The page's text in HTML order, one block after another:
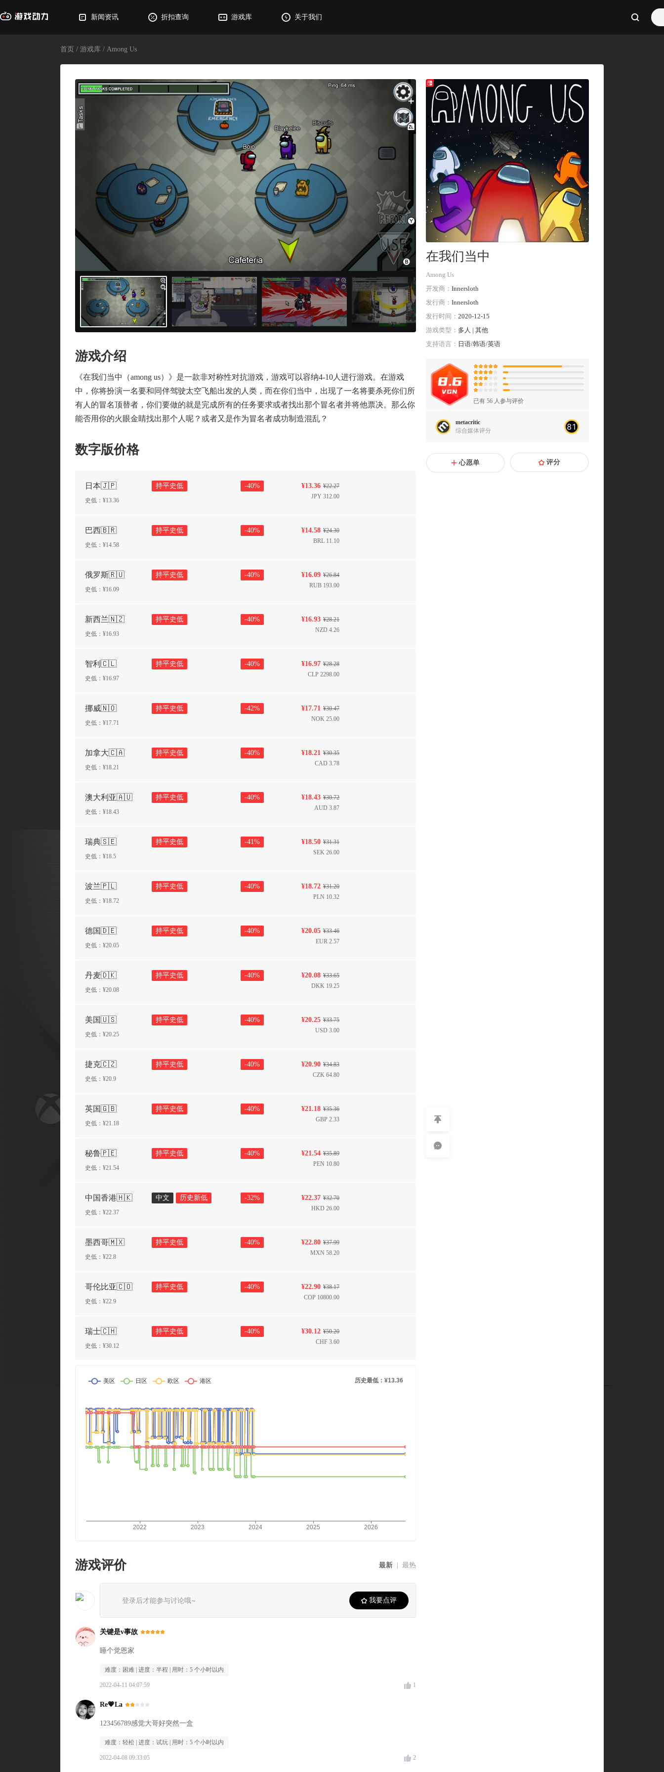
新闻资讯 折扣查询 游戏库 关于我们
首页 / 游戏库 / Among Us
游戏介绍
《在我们当中（among us）》是一款非对称性对抗游戏，游戏可以容纳4-10人进行游戏。在游戏
中，你将扮演一名要和同伴驾驶太空飞船出发的人类，而在你们当中，出现了一名将要杀死你们所
有人的冒名顶替者，你们要做的就是完成所有的任务要求或者找出那个冒名者并将他票决。那么你
能否用你的火眼金睛找出那个人呢？或者又是作为冒名者成功制造混乱？
数字版价格
日本🇯🇵 持平史低 -40% ¥13.36 ¥22.27
JPY 312.00
史低：¥13.36
巴西🇧🇷 持平史低 -40% ¥14.58 ¥24.30
BRL 11.10
史低：¥14.58
俄罗斯🇷🇺 持平史低 -40% ¥16.09 ¥26.84
RUB 193.00
史低：¥16.09
新西兰🇳🇿 持平史低 -40% ¥16.93 ¥28.21
NZD 4.26
史低：¥16.93
智利🇨🇱 持平史低 -40% ¥16.97 ¥28.28
CLP 2298.00
史低：¥16.97
挪威🇳🇴 持平史低 -42% ¥17.71 ¥30.47
NOK 25.00
史低：¥17.71
加拿大🇨🇦 持平史低 -40% ¥18.21 ¥30.35
CAD 3.78
史低：¥18.21
澳大利亚🇦🇺 持平史低 -40% ¥18.43 ¥30.72
AUD 3.87
史低：¥18.43
瑞典🇸🇪 持平史低 -41% ¥18.50 ¥31.31
SEK 26.00
史低：¥18.5
波兰🇵🇱 持平史低 -40% ¥18.72 ¥31.20
PLN 10.32
史低：¥18.72
德国🇩🇪 持平史低 -40% ¥20.05 ¥33.46
EUR 2.57
史低：¥20.05
丹麦🇩🇰 持平史低 -40% ¥20.08 ¥33.65
DKK 19.25
史低：¥20.08
美国🇺🇸 持平史低 -40% ¥20.25 ¥33.75
USD 3.00
史低：¥20.25
捷克🇨🇿 持平史低 -40% ¥20.90 ¥34.83
CZK 64.80
史低：¥20.9
英国🇬🇧 持平史低 -40% ¥21.18 ¥35.36
GBP 2.33
史低：¥21.18
秘鲁🇵🇪 持平史低 -40% ¥21.54 ¥35.89
PEN 10.80
史低：¥21.54
中国香港🇭🇰 中文 历史新低 -32% ¥22.37 ¥32.70
HKD 26.00
史低：¥22.37
墨西哥🇲🇽 持平史低 -40% ¥22.80 ¥37.99
MXN 58.20
史低：¥22.8
哥伦比亚🇨🇴 持平史低 -40% ¥22.90 ¥38.17
COP 10800.00
史低：¥22.9
瑞士🇨🇭 持平史低 -40% ¥30.12 ¥50.20
CHF 3.60
史低：¥30.12
游戏评价 最新 | 最热
登录后才能参与讨论哦~ 我要点评
关键是v事故
睡个觉恩家
难度： 困难 | 进度： 半程 | 用时： 5 个小时以内
2022-04-11 04:07:59 1
Re💗La
123456789感觉大哥好突然一盒
难度： 轻松 | 进度： 试玩 | 用时： 5 个小时以内
2022-04-08 09:33:05 2
在我们当中
Among Us
开发商
Innersloth
发行商
Innersloth
发行时间
2020-12-15
游戏类型
多人 | 其他
支持语言
日语/韩语/英语
已有 56 人参与评价
metacritic
综合媒体评分
81
心愿单 评分